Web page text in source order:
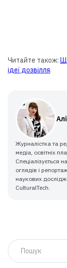
Читайте також:
ідеї дозвілля.
Журналістка та
медіа, освітніх
Спеціалізується
оглядів і
наукових
CulturalTech.